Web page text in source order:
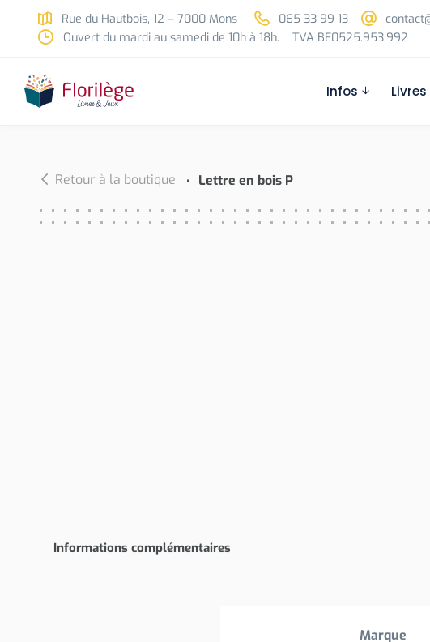
Skip to main content
Rue du Hautbois, 12 – 7000 Mons 065 33 99 13
Ouvert du mardi au samedi de 10h à 18h.
TVA BE0525.953.992
Infos Livres
Retour à la boutique Lettre en bois P
Informations complémentaires
Marque